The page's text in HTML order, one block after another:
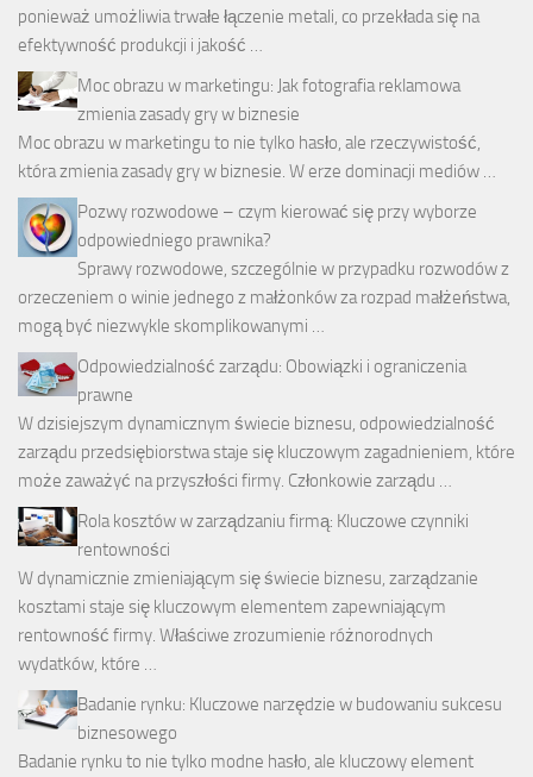
ponieważ umożliwia trwałe łączenie metali, co przekłada się na
efektywność produkcji i jakość …
Moc obrazu w marketingu: Jak fotografia reklamowa
zmienia zasady gry w biznesie
Moc obrazu w marketingu to nie tylko hasło, ale rzeczywistość,
która zmienia zasady gry w biznesie. W erze dominacji mediów …
Pozwy rozwodowe – czym kierować się przy wyborze
odpowiedniego prawnika?
Sprawy rozwodowe, szczególnie w przypadku rozwodów z
orzeczeniem o winie jednego z małżonków za rozpad małżeństwa,
mogą być niezwykle skomplikowanymi …
Odpowiedzialność zarządu: Obowiązki i ograniczenia
prawne
W dzisiejszym dynamicznym świecie biznesu, odpowiedzialność
zarządu przedsiębiorstwa staje się kluczowym zagadnieniem, które
może zaważyć na przyszłości firmy. Członkowie zarządu …
Rola kosztów w zarządzaniu firmą: Kluczowe czynniki
rentowności
W dynamicznie zmieniającym się świecie biznesu, zarządzanie
kosztami staje się kluczowym elementem zapewniającym
rentowność firmy. Właściwe zrozumienie różnorodnych
wydatków, które …
Badanie rynku: Kluczowe narzędzie w budowaniu sukcesu
biznesowego
Badanie rynku to nie tylko modne hasło, ale kluczowy element